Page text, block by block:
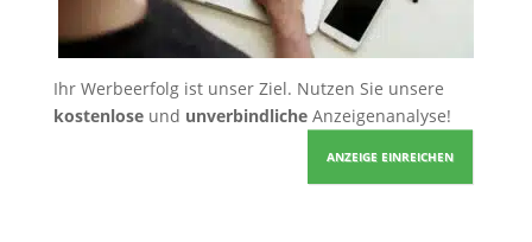
Ihr Werbeerfolg ist unser Ziel. Nutzen Sie unsere
kostenloseund unverbindlicheAnzeigenanalyse!
ANZEIGE EINREICHEN